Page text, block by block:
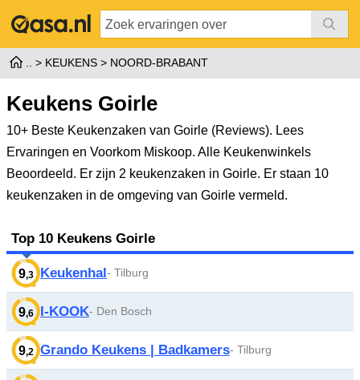
KEUKENS NOORD-BRABANT
Keukens Goirle
10+ Beste Keukenzaken van Goirle (Reviews). Lees
Ervaringen en Voorkom Miskoop. Alle Keukenwinkels
Beoordeeld. Er zijn 2 keukenzaken in Goirle. Er staan 10
keukenzaken in de omgeving van Goirle vermeld.
Top 10 Keukens Goirle
9,3 Keukenhal- Tilburg
9,6 I-KOOK- Den Bosch
9,2 Grando Keukens | Badkamers- Tilburg